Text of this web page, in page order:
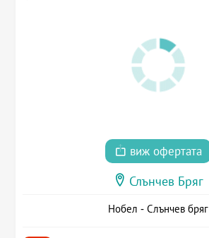
виж офертата
Слънчев Бряг
Нобел - Слънчев бряг